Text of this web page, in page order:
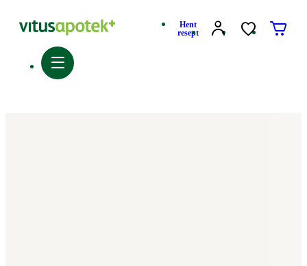
Hent
resept